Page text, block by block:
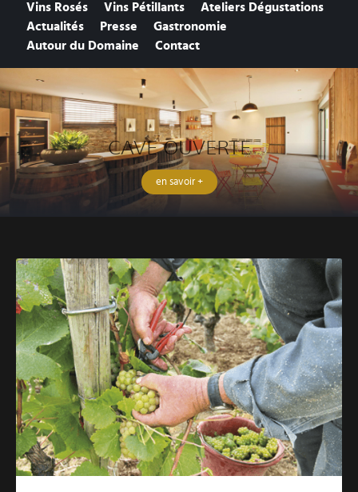
Vins Rosés
Vins Pétillants
Ateliers Dégustations
Actualités
Presse
Gastronomie
Autour du Domaine
Contact
CAVE OUVERTE
en savoir +